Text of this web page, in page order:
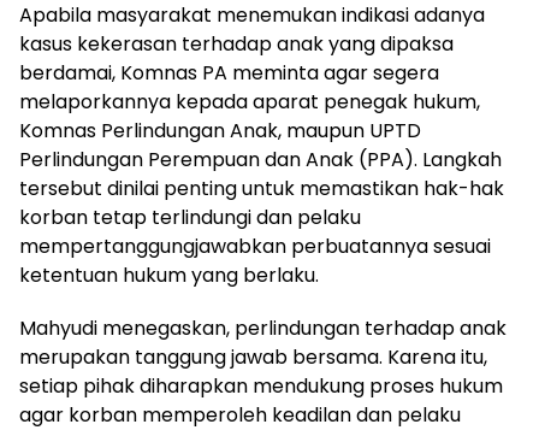
Apabila masyarakat menemukan indikasi adanya
kasus kekerasan terhadap anak yang dipaksa
berdamai, Komnas PA meminta agar segera
melaporkannya kepada aparat penegak hukum,
Komnas Perlindungan Anak, maupun UPTD
Perlindungan Perempuan dan Anak (PPA). Langkah
tersebut dinilai penting untuk memastikan hak-hak
korban tetap terlindungi dan pelaku
mempertanggungjawabkan perbuatannya sesuai
ketentuan hukum yang berlaku.
Mahyudi menegaskan, perlindungan terhadap anak
merupakan tanggung jawab bersama. Karena itu,
setiap pihak diharapkan mendukung proses hukum
agar korban memperoleh keadilan dan pelaku